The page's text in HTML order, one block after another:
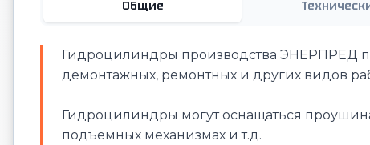
Общие
Гидроцилиндры производства ЭНЕРПРЕД
демонтажных, ремонтных и других видов
Гидроцилиндры могут оснащаться
подъемных механизмах и т.д.